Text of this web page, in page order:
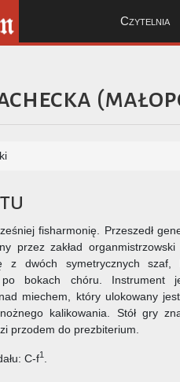
Czytelnia
(
fisharmonię. Przeszedł
przez zakład organmistrzowski
z dwóch symetrycznych
bokach chóru. Instrument
miechem, który ulokowany
kalikowania. Stół gry
przodem do prezbiterium.
C-f1